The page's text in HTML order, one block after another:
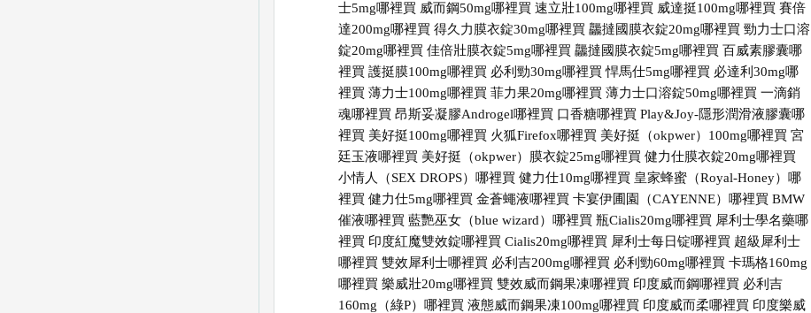
士5mg哪裡買 威而鋼50mg哪裡買 速立壯100mg哪裡買 威達挺100mg哪裡買 賽倍
達200mg哪裡買 得久力膜衣錠30mg哪裡買 龘撻國膜衣錠20mg哪裡買 勁力士口溶
錠20mg哪裡買 佳倍壯膜衣錠5mg哪裡買 龘撻國膜衣錠5mg哪裡買 百威素膠囊哪
裡買 護挺膜100mg哪裡買 必利勁30mg哪裡買 悍馬仕5mg哪裡買 必達利30mg哪
裡買 薄力士100mg哪裡買 菲力果20mg哪裡買 薄力士口溶錠50mg哪裡買 一滴銷
魂哪裡買 昂斯妥凝膠Androgel哪裡買 口香糖哪裡買 Play&Joy-隱形潤滑液膠囊哪
裡買 美好挺100mg哪裡買 火狐Firefox哪裡買 美好挺（okpwer）100mg哪裡買 宮
廷玉液哪裡買 美好挺（okpwer）膜衣錠25mg哪裡買 健力仕膜衣錠20mg哪裡買
小情人（SEX DROPS）哪裡買 健力仕10mg哪裡買 皇家蜂蜜（Royal-Honey）哪
裡買 健力仕5mg哪裡買 金蒼蠅液哪裡買 卡宴伊圃園（CAYENNE）哪裡買 BMW
催液哪裡買 藍艷巫女（blue wizard）哪裡買 瓶Cialis20mg哪裡買 犀利士學名藥哪
裡買 印度紅魔雙效錠哪裡買 Cialis20mg哪裡買 犀利士每日锭哪裡買 超級犀利士
哪裡買 雙效犀利士哪裡買 必利吉200mg哪裡買 必利勁60mg哪裡買 卡瑪格160mg
哪裡買 樂威壯20mg哪裡買 雙效威而鋼果凍哪裡買 印度威而鋼哪裡買 必利吉
160mg（綠P）哪裡買 液態威而鋼果凍100mg哪裡買 印度威而柔哪裡買 印度樂威